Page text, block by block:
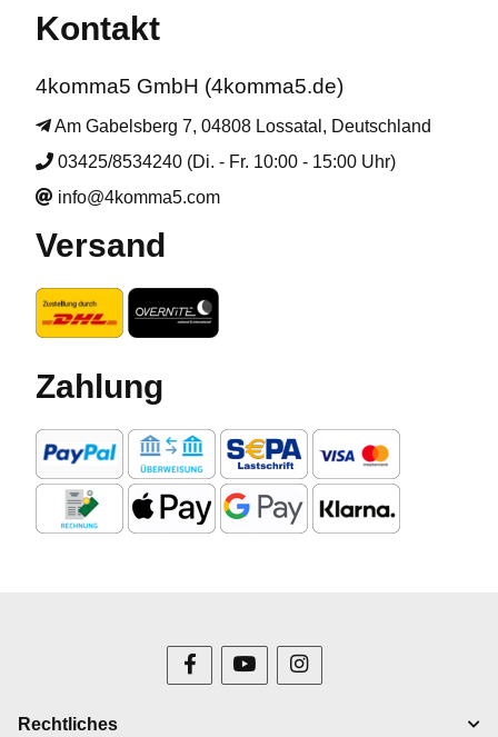
Kontakt
4komma5 GmbH (4komma5.de)
Am Gabelsberg 7, 04808 Lossatal, Deutschland
03425/8534240 (Di. - Fr. 10:00 - 15:00 Uhr)
info@4komma5.com
Versand
Zahlung
Rechtliches